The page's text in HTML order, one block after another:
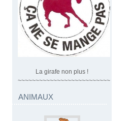
La girafe non plus !
~~~~~~~~~~~~~~~~~~~~~~~~~~
ANIMAUX